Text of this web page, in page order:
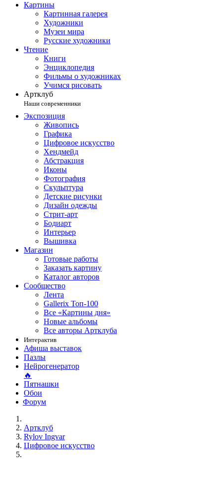
Картины
Картинная галерея
Художники
Музеи мира
Русские художники
Чтение
Книги
Энциклопедия
Фильмы о художниках
Учимся рисовать
Артклуб
Наши современники
Экспозиция
Живопись
Графика
Цифровое искусство
Хендмейд
Абстракция
Иконы
Фотография
Скульптура
Детские рисунки
Дизайн одежды
Стрит-арт
Бодиарт
Интерьер
Вышивка
Магазин
Готовые работы
Заказать картину
Каталог авторов
Сообщество
Лента
Gallerix Топ-100
Все «Картины дня»
Новые альбомы
Все авторы Артклуба
Интерактив
Афиша выставок
Пазлы
Нейрогенератор
🔥
Пятнашки
Обои
Форум
Артклуб
Rylov Ingvar
Цифровое искусство